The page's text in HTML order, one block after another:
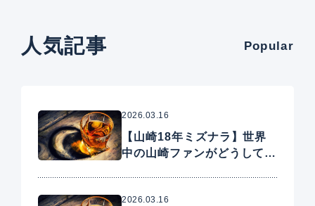
人気記事 Popular
2026.03.16
【山崎18年ミズナラ】世界
中の山崎ファンがどうしても
2026.03.16